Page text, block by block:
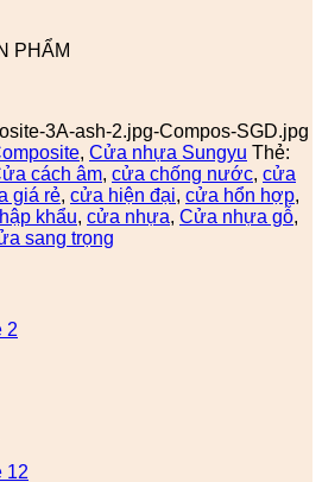
PHẨM
3A-ash-2.jpg-Compos-SGD.jpg
, Cửa nhựa Sungyu Thẻ:
cách âm, cửa chống nước, cửa
giá rẻ, cửa hiện đại, cửa hổn hợp,
khẩu, cửa nhựa, Cửa nhựa gỗ,
sang trọng